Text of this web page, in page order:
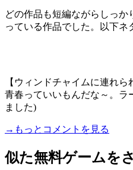
どの作品も短編ながらしっ
っている作品でした。以下ネ
【ウィンドチャイムに連れら
青春っていいもんだな～。ラ
ました)
→もっとコメントを見る
似た無料ゲームを